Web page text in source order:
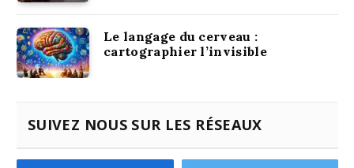
Le langage du cerveau :
cartographier l’invisible
SUIVEZ NOUS SUR LES RÉSEAUX